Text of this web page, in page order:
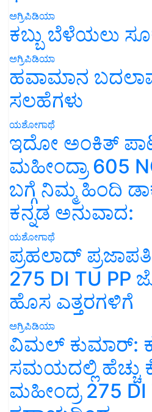
ಕಬ್ಬು ಬೆಳೆಯಲು
ಅಗ್ರಿಪಿಡಿಯಾ
ಹವಾಮಾನ
ಸಲಹೆಗಳು
ಯಶೋಗಾಥೆ
ಇದೋ ಅಂಕಿತ್
ಮಹೀಂದ್ರಾ 605
ಬಗ್ಗೆ ನಿಮ್ಮ ಹಿಂದಿ
ಕನ್ನಡ ಅನುವಾದ:
ಯಶೋಗಾಥೆ
ಪ್ರಹಲಾದ್
275 DI TU PP
ಹೊಸ ಎತ್ತರಗಳಿಗೆ
ಅಗ್ರಿಪಿಡಿಯಾ
ವಿಮಲ್ ಕುಮಾರ್:
ಸಮಯದಲ್ಲಿ ಹೆಚ್ಚು
ಮಹೀಂದ್ರ 275 DI
ಸಹಾಯದಿಂದ